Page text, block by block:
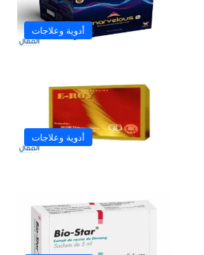
أدوية وعلاجات
أدوية وعلاجات